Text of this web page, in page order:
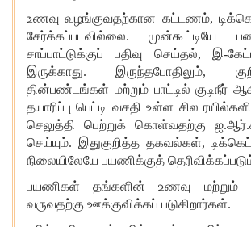
உணவு வழங்குவதற்கான கட்டணம்,
சேர்க்கப்படவில்லை. முன்கூட்டியே
சாப்பாட்டுக்குப் பதிவு செய்தல், இ-
இருக்காது. இருந்தபோதிலும்,
தின்பண்டங்கள் மற்றும் பாட்டில் குடிநீர்
தயாரிப்பு பெட்டி வசதி உள்ள சில
செலுத்தி பெற்றுக் கொள்வதற்கு
செய்யும். இதுகுறித்த தகவல்கள், டிக்கெட்
நிலையிலேயே பயணிக்குத்
பயணிகள் தங்களின் உணவு மற்றும்
வருவதற்கு ஊக்குவிக்கப் படுகிறார்கள்.